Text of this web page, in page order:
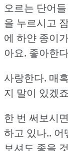
오르는 단어
을 누르시고
에 하얀 종이
아요. 좋아한
사랑한다. 매
지 말이 있겠
한 번 써보시
하고 있나.. 어
보셔도 좋을